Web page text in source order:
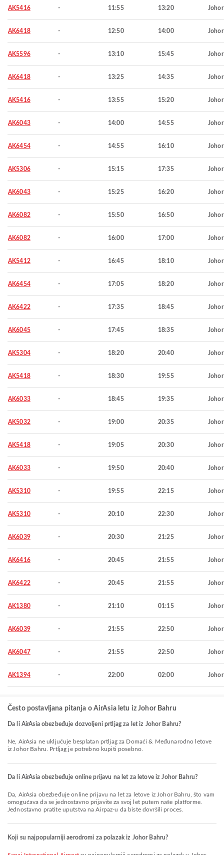
AK5416 - 11:55 13:20
AK6418 - 12:50 14:00
AK5596 - 13:10 15:45
AK6418 - 13:25 14:35
AK5416 - 13:55 15:20
AK6043 - 14:00 14:55
AK6454 - 14:55 16:10
AK5306 - 15:15 17:35
AK6043 - 15:25 16:20
AK6082 - 15:50 16:50
AK6082 - 16:00 17:00
AK5412 - 16:45 18:10
AK6454 - 17:05 18:20
AK6422 - 17:35 18:45
AK6045 - 17:45 18:35
AK5304 - 18:20 20:40
AK5418 - 18:30 19:55
AK6033 - 18:45 19:35
AK5032 - 19:00 20:35
AK5418 - 19:05 20:30
AK6033 - 19:50 20:40
AK5310 - 19:55 22:15
AK5310 - 20:10 22:30
AK6039 - 20:30 21:25
AK6416 - 20:45 21:55
AK6422 - 20:45 21:55
AK1380 - 21:10 01:15
AK6039 - 21:55 22:50
AK6047 - 21:55 22:50
AK1394 - 22:00 02:00
Često postavljana pitanja o AirAsia letu iz Johor Bahru
Da li AirAsia obezbeđuje dozvoljeni prtljag za let iz Johor Bahru?
Ne, AirAsia ne uključuje besplatan prtljag za Domaći & Međunarodno letove
iz Johor Bahru. Prtljag je potrebno kupiti posebno.
Da li AirAsia obezbeđuje online prijavu na let za letove iz Johor Bahru?
Da, AirAsia obezbeđuje online prijavu na let za letove iz Johor Bahru, što vam
omogućava da se jednostavno prijavite za svoj let putem naše platforme.
Jednostavno pratite uputstva na Airpaz-u da biste dovršili proces.
Koji su najpopularniji aerodromi za polazak iz Johor Bahru?